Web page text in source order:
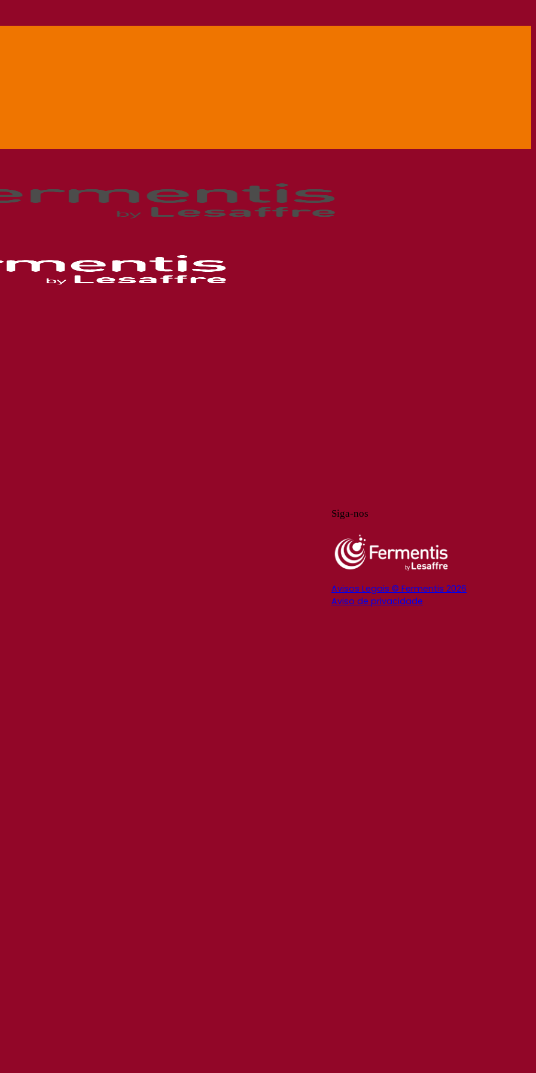
Siga-nos
Avisos Legais © Fermentis 2026
Aviso de privacidade